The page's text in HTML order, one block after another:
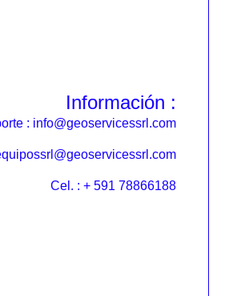
Información :
: info@geoservicessrl.com
Cel. : + 591 78866188